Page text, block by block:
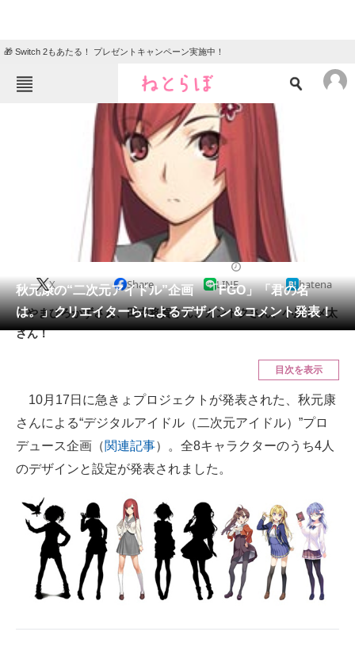
🎁 Switch 2もあたる！ プレゼントキャンペーン実施中！
ねとらぼメニュー
ニュース
クイズ
教育・育児
リサーチ
会員記事
メディア
スマホと通信の最新トレンド
ビジネスと働き方のヒント
AI活用のいまが分かる
企業ITのトレンドを詳説
経営リーダーのコミュニティ
秋元康の“二次元アイドル”企画 「FGO」「君の名
は。」クリエイターらによるデザイン＆コメント発表！
X Share LINE hatena
こやまひろかずさん、田中将賀さん、カントクさん、小原トメ太
さん！
目次を表示
10月17日に急きょプロジェクトが発表された、秋元康
さんによる“デジタルアイドル（二次元アイドル）”プロ
デュース企画（関連記事）。全8キャラクターのうち4人
のデザインと設定が発表されました。